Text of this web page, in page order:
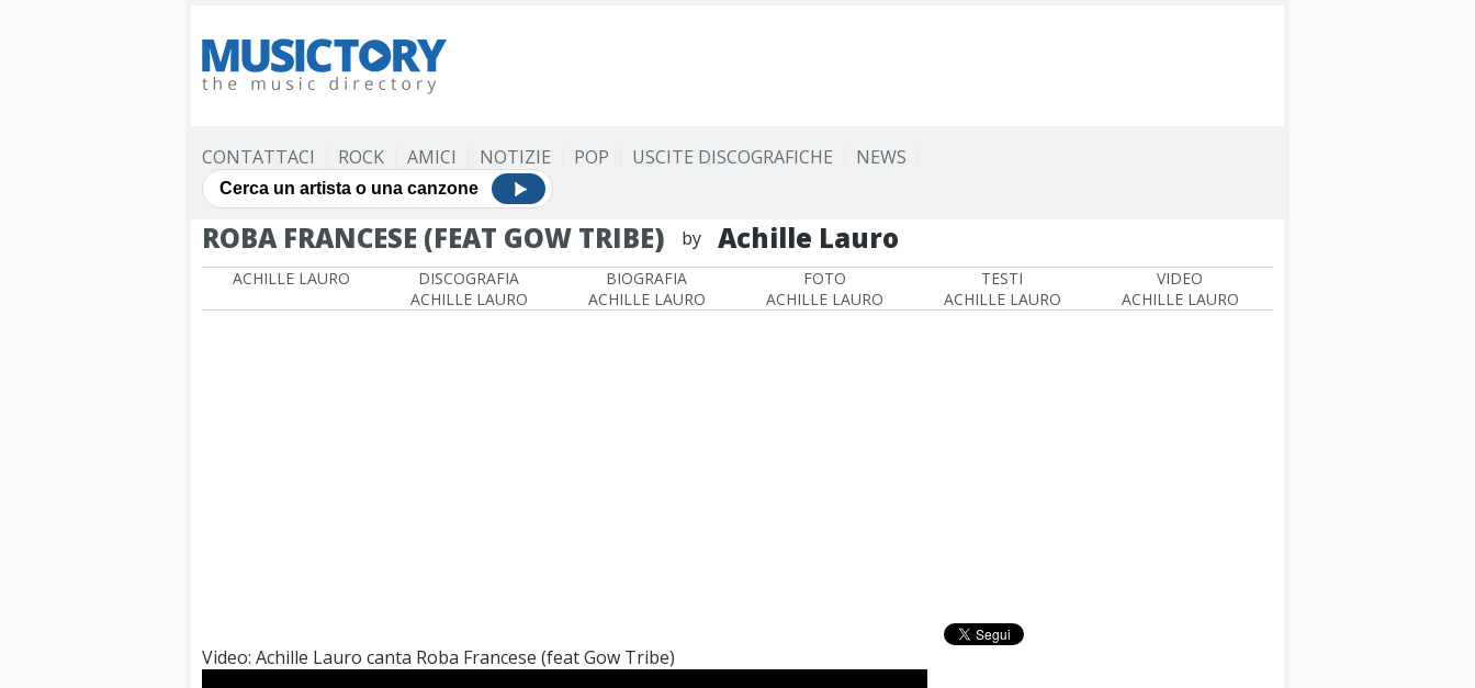
CONTATTACI ROCK AMICI NOTIZIE POP USCITE DISCOGRAFICHE NEWS
ROBA FRANCESE (FEAT GOW TRIBE) by Achille Lauro
ACHILLE LAURO
DISCOGRAFIA
ACHILLE LAURO
BIOGRAFIA
ACHILLE LAURO
FOTO
ACHILLE LAURO
TESTI
ACHILLE LAURO
VIDEO
ACHILLE LAURO
Video: Achille Lauro canta Roba Francese (feat Gow Tribe)